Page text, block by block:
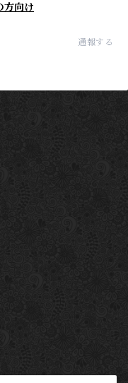
方向け
通報する